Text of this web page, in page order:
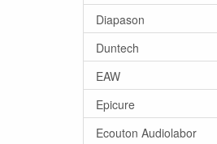
Diapason
Duntech
EAW
Epicure
Ecouton Audiolabor